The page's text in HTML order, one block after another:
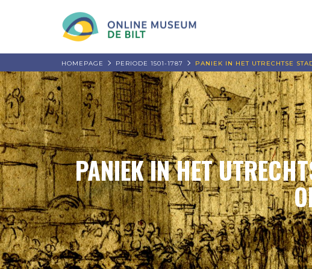
HOMEPAGE PERIODE 1501-1787 PANIEK IN HET UTRECHTSE
PANIEK IN HET